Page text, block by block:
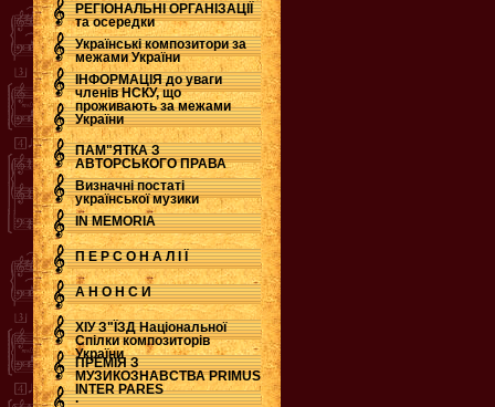
РЕГІОНАЛЬНІ ОРГАНІЗАЦІЇ
та осередки
Українські композитори за
межами України
ІНФОРМАЦІЯ до уваги
членів НСКУ, що
проживають за межами
України
ПАМ"ЯТКА З
АВТОРСЬКОГО ПРАВА
Визначні постаті
української музики
IN MEMORIA
П Е Р С О Н А Л І Ї
А Н О Н С И
ХІУ З"ЇЗД Національної
Спілки композиторів
України
ПРЕМІЯ З
МУЗИКОЗНАВСТВА PRIMUS
INTER PARES
.